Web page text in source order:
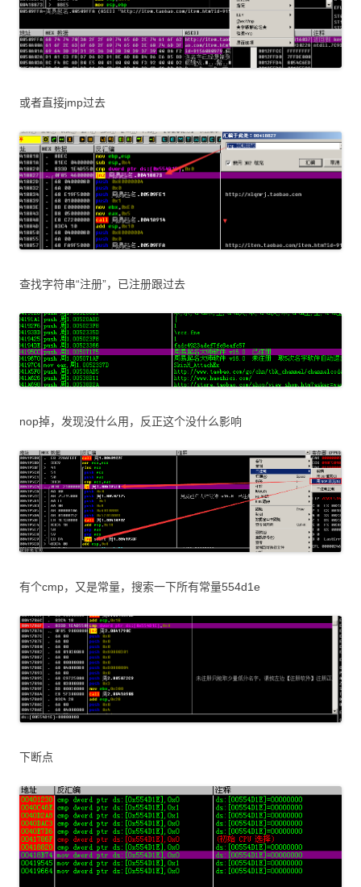
或者直接jmp过去
查找字符串“注册”，已注册跟过去
nop掉，发现没什么用，反正这个没什么影响
有个cmp，又是常量，搜索一下所有常量554d1e
下断点